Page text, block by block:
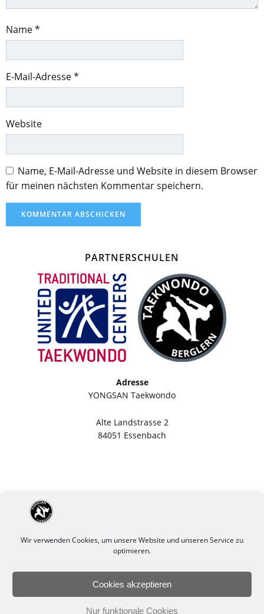
Wir verwenden Cookies, um unsere Website und unseren Service zu
optimieren.
Cookies akzeptieren
Nur funktionale Cookies
Name*
E-Mail-Adresse*
Website
Name, E-Mail-Adresse und Website in diesem Browser
für meinen nächsten Kommentar speichern.
PARTNERSCHULEN
Adresse
YONGSAN Taekwondo
Alte Landstrasse 2
84051 Essenbach
Impressum
Datenschutzerklärung